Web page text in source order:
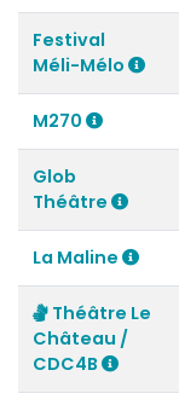
Festival
Méli-Mélo
M270
Glob
Théâtre
La Maline
Théâtre Le
Château /
CDC4B